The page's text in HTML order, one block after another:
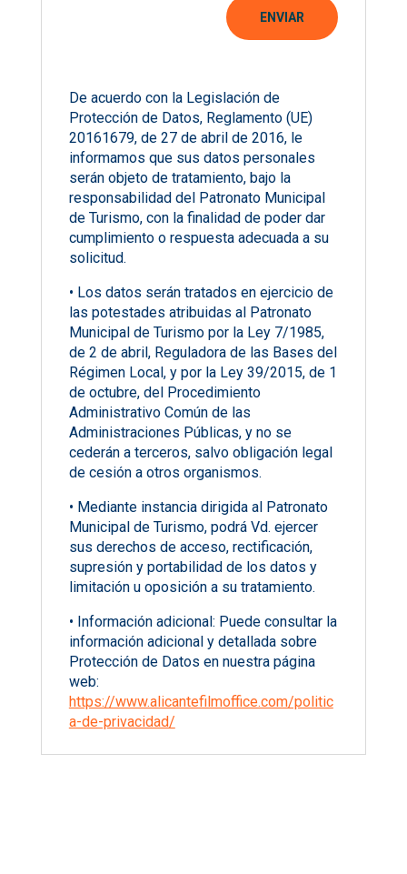
De acuerdo con la Legislación de
Protección de Datos, Reglamento (UE)
20161679, de 27 de abril de 2016, le
informamos que sus datos personales
serán objeto de tratamiento, bajo la
responsabilidad del Patronato Municipal
de Turismo, con la finalidad de poder dar
cumplimiento o respuesta adecuada a su
solicitud.
• Los datos serán tratados en ejercicio de
las potestades atribuidas al Patronato
Municipal de Turismo por la Ley 7/1985,
de 2 de abril, Reguladora de las Bases del
Régimen Local, y por la Ley 39/2015, de 1
de octubre, del Procedimiento
Administrativo Común de las
Administraciones Públicas, y no se
cederán a terceros, salvo obligación legal
de cesión a otros organismos.
• Mediante instancia dirigida al Patronato
Municipal de Turismo, podrá Vd. ejercer
sus derechos de acceso, rectificación,
supresión y portabilidad de los datos y
limitación u oposición a su tratamiento.
• Información adicional: Puede consultar la
información adicional y detallada sobre
Protección de Datos en nuestra página
web:
https://www.alicantefilmoffice.com/politic
a-de-privacidad/